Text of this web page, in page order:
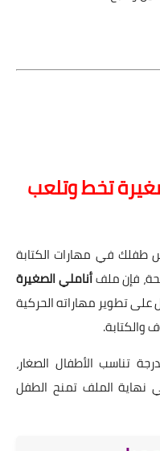
تخط وتلعب
في مهارات الكتابة
فإن ملفأناملي الصغيرة
على تطوير مهاراته الحركية
والكتابة.
تناسب الأطفال الصغار،
نهاية الملف تمنح الطفل